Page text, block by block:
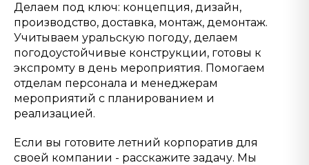
Делаем под ключ: концепция, дизайн,
производство, доставка, монтаж, демонтаж.
Учитываем уральскую погоду, делаем
погодоустойчивые конструкции, готовы к
экспромту в день мероприятия. Помогаем
отделам персонала и менеджерам
мероприятий с планированием и
реализацией.
Если вы готовите летний корпоратив для
своей компании - расскажите задачу. Мы